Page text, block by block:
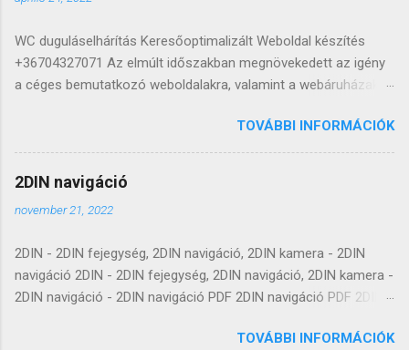
WC duguláselhárítás Keresőoptimalizált Weboldal készítés
+36704327071 Az elmúlt időszakban megnövekedett az igény
a céges bemutatkozó weboldalakra, valamint a webáruházakra,
értékesítő, aki online jelenlét hiányában is képes lenne
hosszútávon fennmaradni. A cégek két irányban tudnak
gondolkodni: saját vagy bérelhető weboldalban. Sok éve
foglalkozom keresőoptimalizált bérelhető weboldal
készítéssel, valamint természetesen olyan honlapokkal is,
maradnak. Az évek során több 100 bemutatkozó honlapot és
webáruházat adtam át sikeresen, így jól látom, mikor, melyik
lehetőséget érdemesebb inkább választani. Az alábbi sorokkal
TOVÁBBI INFORMÁCIÓK
2DIN navigáció
november 21, 2022
2DIN - 2DIN fejegység, 2DIN navigáció, 2DIN kamera - 2DIN
navigáció 2DIN - 2DIN fejegység, 2DIN navigáció, 2DIN kamera -
2DIN navigáció - 2DIN navigáció PDF 2DIN navigáció PDF 2DIN -
2DIN - 2DIN fejegység, 2DIN navigáció, 2DIN kamera - 2DIN
TOVÁBBI INFORMÁCIÓK